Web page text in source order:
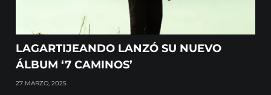
LAGARTIJEANDO LANZÓ SU NUEVO
ÁLBUM ‘7 CAMINOS’
27 MARZO, 2025